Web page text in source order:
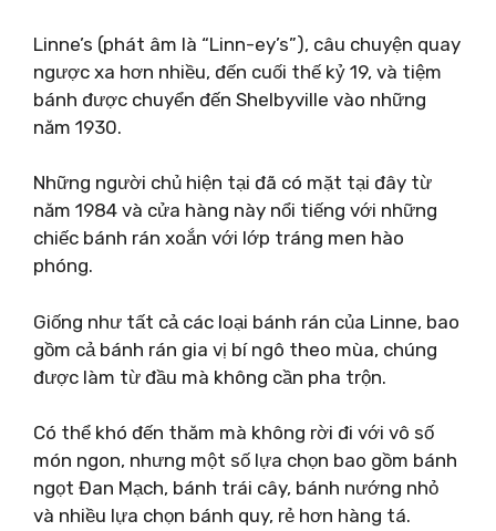
Linne’s (phát âm là “Linn-ey’s”), câu chuyện quay
ngược xa hơn nhiều, đến cuối thế kỷ 19, và tiệm
bánh được chuyển đến Shelbyville vào những
năm 1930.
Những người chủ hiện tại đã có mặt tại đây từ
năm 1984 và cửa hàng này nổi tiếng với những
chiếc bánh rán xoắn với lớp tráng men hào
phóng.
Giống như tất cả các loại bánh rán của Linne, bao
gồm cả bánh rán gia vị bí ngô theo mùa, chúng
được làm từ đầu mà không cần pha trộn.
Có thể khó đến thăm mà không rời đi với vô số
món ngon, nhưng một số lựa chọn bao gồm bánh
ngọt Đan Mạch, bánh trái cây, bánh nướng nhỏ
và nhiều lựa chọn bánh quy, rẻ hơn hàng tá.